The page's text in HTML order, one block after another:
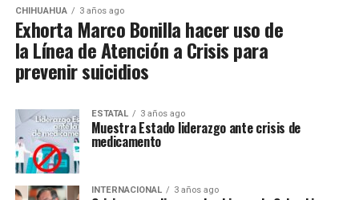
CHIHUAHUA 3 años ago
Exhorta Marco Bonilla hacer uso de
la Línea de Atención a Crisis para
prevenir suicidios
ESTATAL 3 años ago
Muestra Estado liderazgo ante crisis de
medicamento
INTERNACIONAL 3 años ago